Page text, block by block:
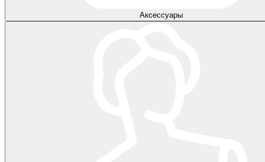
Аксессуары